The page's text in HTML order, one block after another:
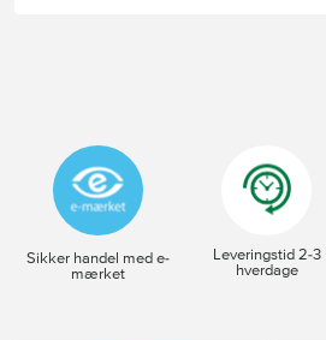
Sikker handel med e-
mærket
Leveringstid 2-3
hverdage